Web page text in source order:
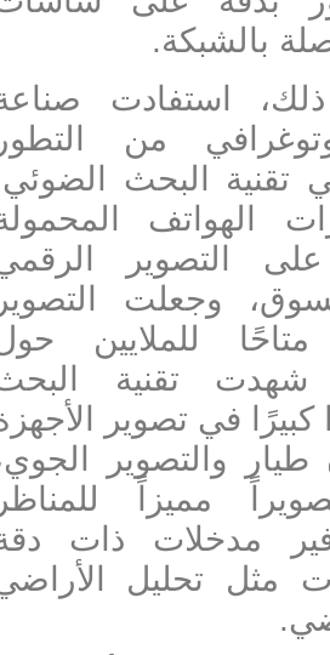
بالشبكة.
استفادت صناعة
من التطور
تقنية البحث الضوئي.
الهواتف المحمولة
التصوير الرقمي
وجعلت التصوير
متاحًا للملايين حول
شهدت تقنية البحث
في تصوير الأجهزة
طيار والتصوير الجوي،
مميزاً للمناظر
مدخلات ذات دقة
مثل تحليل الأراضي